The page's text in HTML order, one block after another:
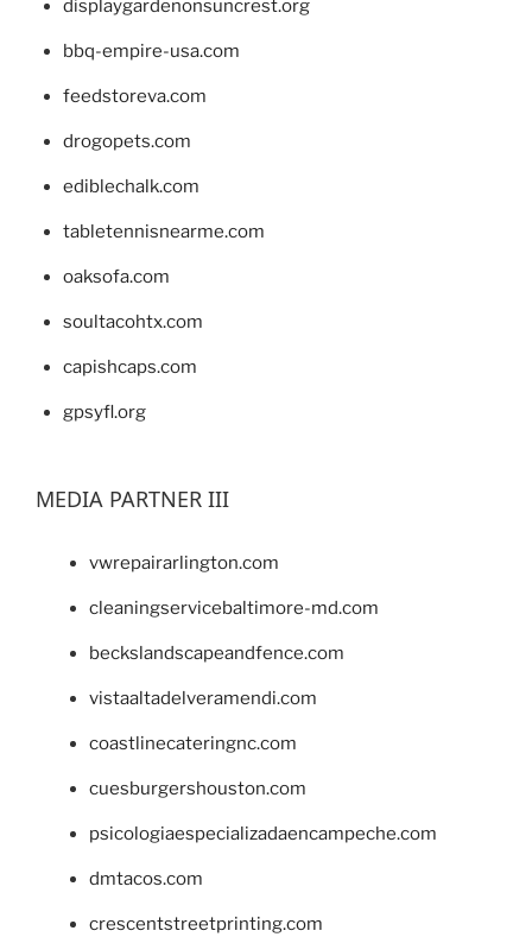
displaygardenonsuncrest.org
bbq-empire-usa.com
feedstoreva.com
drogopets.com
ediblechalk.com
tabletennisnearme.com
oaksofa.com
soultacohtx.com
capishcaps.com
gpsyfl.org
MEDIA PARTNER III
vwrepairarlington.com
cleaningservicebaltimore-md.com
beckslandscapeandfence.com
vistaaltadelveramendi.com
coastlinecateringnc.com
cuesburgershouston.com
psicologiaespecializadaencampeche.com
dmtacos.com
crescentstreetprinting.com